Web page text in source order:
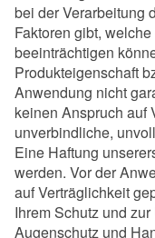
bei der Verarbeitung
Faktoren gibt,
beeinträchtigen
Produkteigenschaft
Anwendung nicht
keinen Anspruch auf
unverbindliche,
Eine Haftung
werden. Vor der
auf Verträglichkeit
Ihrem Schutz und
Augenschutz und